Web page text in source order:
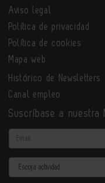
Aviso legal
Política de privacidad
Política de cookies
Mapa web
Histórico de Newsletters
Canal empleo
Suscríbase a nuestra
Email
Actividad